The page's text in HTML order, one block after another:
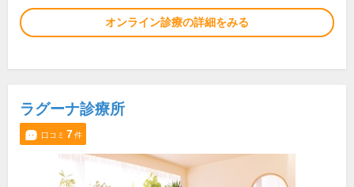
オンライン診療の詳細をみる
ラグーナ診療所
口コミ 7件